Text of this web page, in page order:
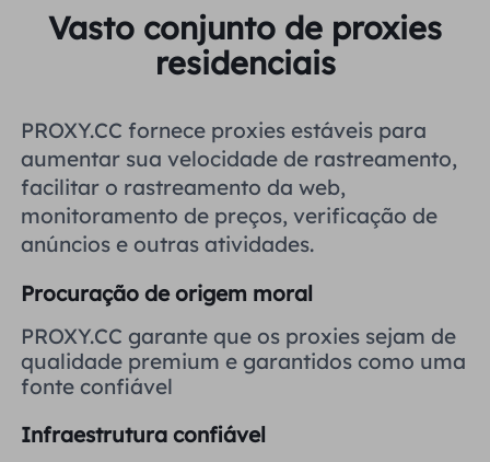
LOCAIS
Estados Unidos
Reino Unido
Brasil
Rússia
Mais integrações
Deutsch
Indonesia
Русский
हिंदी
Vasto conjunto de proxies
residenciais
PROXY.CC fornece proxies estáveis ​​para
aumentar sua velocidade de rastreamento,
facilitar o rastreamento da web,
monitoramento de preços, verificação de
anúncios e outras atividades.
Procuração de origem moral
PROXY.CC garante que os proxies sejam de
qualidade premium e garantidos como uma
fonte confiável
Infraestrutura confiável